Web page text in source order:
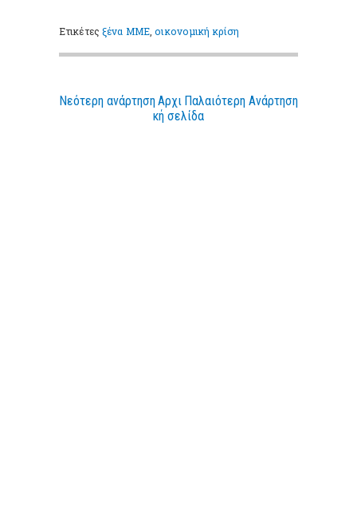
Ετικέτεςξένα ΜΜΕ,οικονομική κρίση
Νεότερη ανάρτηση Παλαιότερη Ανάρτηση
Αρχι
κή σελίδα